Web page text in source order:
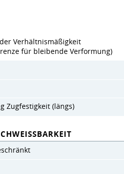
Verhältnismäßigkeit
für bleibende Verformung)
Zugfestigkeit (längs)